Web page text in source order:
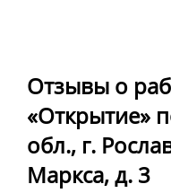
Отзывы о
«Открытие»
обл., г.
Маркса, д. 3